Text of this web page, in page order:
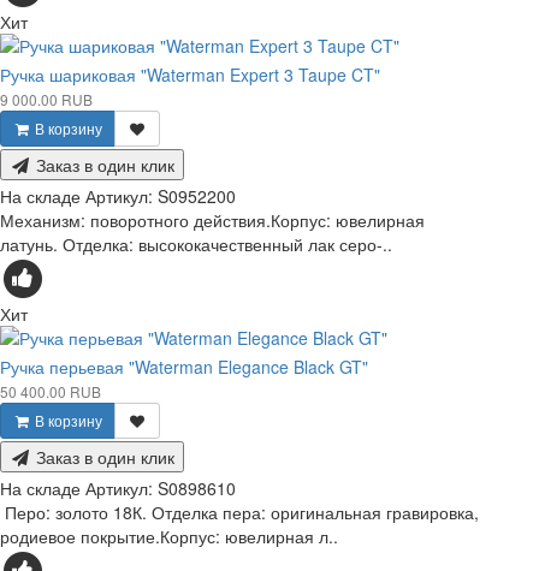
Хит
Ручка шариковая "Waterman Expert 3 Taupe CT"
9 000.00 RUB
В корзину
Заказ в один клик
На складе Артикул: S0952200
Механизм: поворотного действия.Корпус: ювелирная
латунь. Отделка: высококачественный лак серо-..
Хит
Ручка перьевая "Waterman Elegance Black GT"
50 400.00 RUB
В корзину
Заказ в один клик
На складе Артикул: S0898610
Перо: золото 18К. Отделка пера: оригинальная гравировка,
родиевое покрытие.Корпус: ювелирная л..